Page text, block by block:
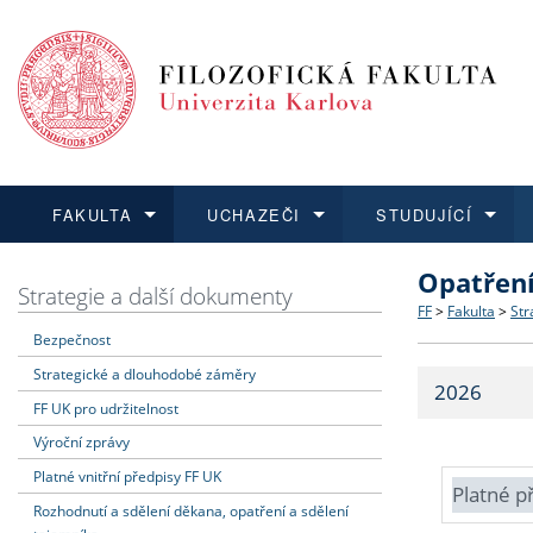
FAKULTA
Dozvědět se více
Struktura
Strategie
Fakultní
UCHAZEČI
Podat přihlášku
Co
Učitelské
STUDUJÍCÍ
Dozvědět se více
Dozvědět se více
O vědě a
Dozvědět se více
Aktuální
Strategie a další dokumenty
Bezpečnost
Strategické a dlouhodobé záměry
FF UK pro udržitelnost
Výroční zprávy
Platné vnitřní předpisy FF UK
Rozhodnutí a sdělení děkana, opatření a sdělení
FF > Fakulta >
2026
Platné